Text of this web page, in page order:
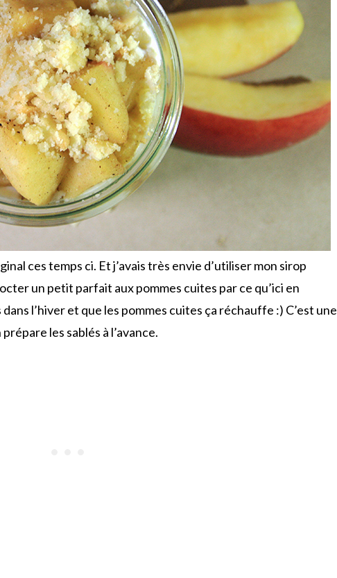
ces temps ci. Et j’avais très envie d’utiliser mon sirop
un petit parfait aux pommes cuites par ce qu’ici en
l’hiver et que les pommes cuites ça réchauffe :) C’est une
les sablés à l’avance.